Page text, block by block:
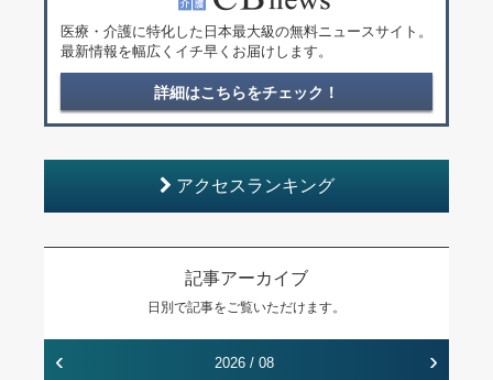
医療・介護に特化した日本最大級の無料ニュースサイト。
最新情報を幅広くイチ早くお届けします。
詳細はこちらをチェック！
アクセスランキング
記事アーカイブ
日別で記事をご覧いただけます。
‹ 2026 / 08 ›